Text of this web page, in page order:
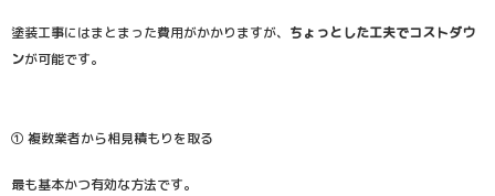
塗装工事にはまとまった費用がかかりますが、 ちょっとした工夫でコストダウ
ンが可能です。
① 複数業者から相見積もりを取る
最も基本かつ有効な方法です。